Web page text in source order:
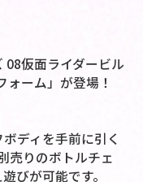
08仮面ライダービル
ォーム」が登場！
ディを手前に引く
売りのボトルチェ
びが可能です。